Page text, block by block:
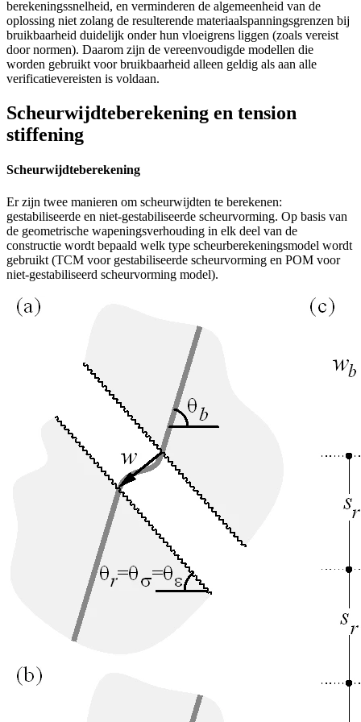
berekeningssnelheid, en verminderen de algemeenheid van de
oplossing niet zolang de resulterende materiaalspanningsgrenzen bij
bruikbaarheid duidelijk onder hun vloeigrens liggen (zoals vereist
door normen). Daarom zijn de vereenvoudigde modellen die
worden gebruikt voor bruikbaarheid alleen geldig als aan alle
verificatievereisten is voldaan.
Scheurwijdteberekening en tension
stiffening
Scheurwijdteberekening
Er zijn twee manieren om scheurwijdten te berekenen:
gestabiliseerde en niet-gestabiliseerde scheurvorming. Op basis van
de geometrische wapeningsverhouding in elk deel van de
constructie wordt bepaald welk type scheurberekeningsmodel wordt
gebruikt (TCM voor gestabiliseerde scheurvorming en POM voor
niet-gestabiliseerd scheurvorming model).